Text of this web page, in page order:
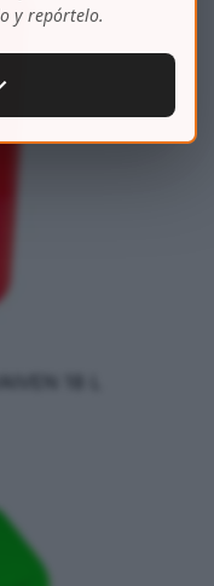
y repórtelo.